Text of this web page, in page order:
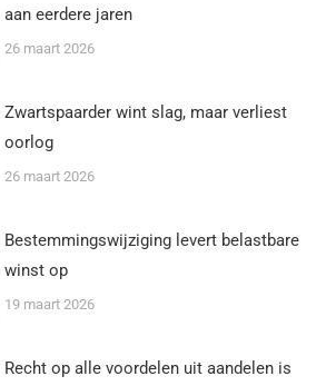
aan eerdere jaren
26 maart 2026
Zwartspaarder wint slag, maar verliest
oorlog
26 maart 2026
Bestemmingswijziging levert belastbare
winst op
19 maart 2026
Recht op alle voordelen uit aandelen is